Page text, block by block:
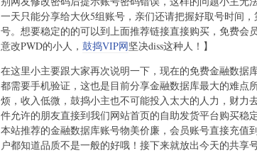
一天只能分享给大伙5组账号，亲们还请把握好取号时间
号。想要稳定的的可以到上面推荐链接直接购买，免费会
意改PWD的小人， 鼓捣VIP网坚决diss这种人！】
在这里小主要跟大家再次说明一下，现在的免费金融数据
都需要手机验证，这也是目前分享金融数据库最大的难点
烦，收入低微，鼓捣小主也不可能投入太大的人力，财力
件允许的朋友直接到我们网站首页的自助发货平台购买稳
本站推荐的金融数据库账号物美价廉，会员账号直接充值
户都知道品质不是一般的好哦！接下来就放出今天的共享